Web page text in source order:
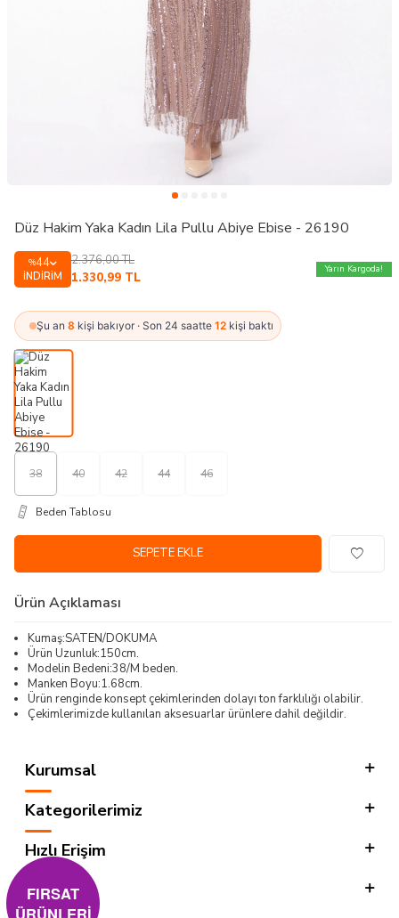
Düz Hakim Yaka Kadın Lila Pullu Abiye Ebise - 26190
%44
İNDIRIM
2.376,00TL
1.330,99 TL
Yarın Kargoda!
Şu an 8 kişi bakıyor · Son 24 saatte 12 kişi baktı
38 40 42 44 46
Beden Tablosu
SEPETE EKLE
Ürün Açıklaması
Kumaş:SATEN/DOKUMA
Ürün Uzunluk:150cm.
Modelin Bedeni:38/M beden.
Manken Boyu:1.68cm.
Ürün renginde konsept çekimlerinden dolayı ton farklılığı olabilir.
Çekimlerimizde kullanılan aksesuarlar ürünlere dahil değildir.
Kurumsal
Kategorilerimiz
Hızlı Erişim
Sosyal
FIRSAT
ÜRÜNLERİ